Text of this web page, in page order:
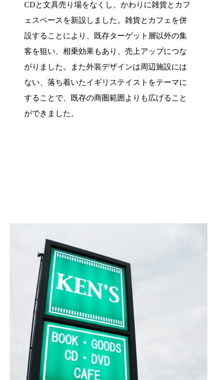
CDと文具売り場をなくし、かわりに雑貨とカフ
ェスペースを新設しました。雑貨とカフェを併
設することにより、既存ターゲット層以外の集
客を狙い、相乗効果もあり、売上アップにつな
がりました。また外装デザインは周辺施設には
ない、落ち着いたイギリステイストをテーマに
することで、既存の商圏範囲よりも広げること
ができました。